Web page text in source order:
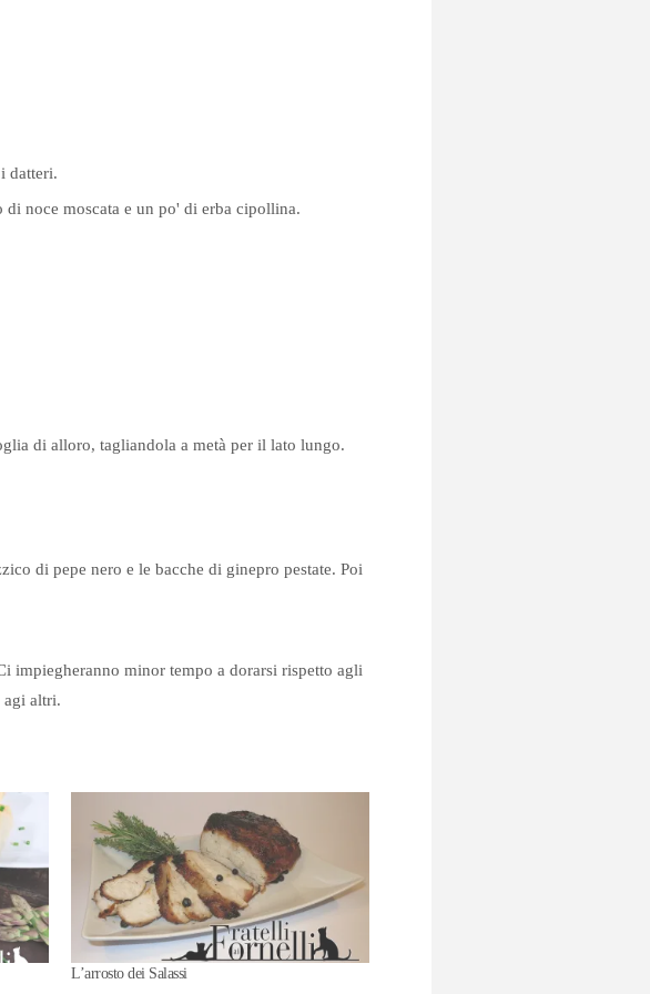
datteri.
noce moscata e un po' di erba cipollina.
di alloro, tagliandola a metà per il lato lungo.
di pepe nero e le bacche di ginepro pestate. Poi
impiegheranno minor tempo a dorarsi rispetto agli
altri.
L’arrosto dei Salassi